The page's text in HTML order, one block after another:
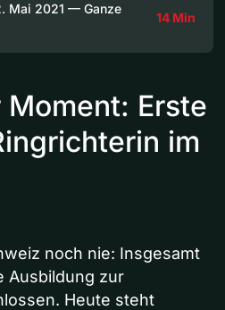
Mai 2021 — Ganze
14 Min
Erste
im
noch nie: Insgesamt
Ausbildung zur
Heute steht